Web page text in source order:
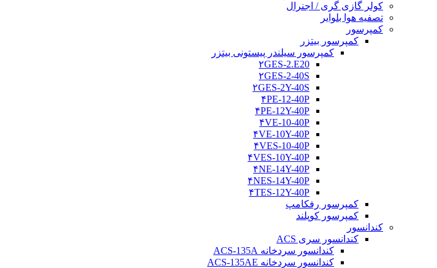
کولر گازی گری / اجنرال
تصفیه هوا بلوایر
کمپرسور
کمپرسور بیتزر
کمپرسور سیلندر پیستونی بیتزر
۲GES-2.E20
۲GES-2-40S
۲GES-2Y-40S
۴PE-12-40P
۴PE-12Y-40P
۴VE-10-40P
۴VE-10Y-40P
۴VES-10-40P
۴VES-10Y-40P
۴NE-14Y-40P
۴NES-14Y-40P
۴TES-12Y-40P
کمپرسور رفکامپ
کمپرسور کوپلند
کندانسور
کندانسور سری ACS
کندانسور سردخانه ACS-135A
کندانسور سردخانه ACS-135AE